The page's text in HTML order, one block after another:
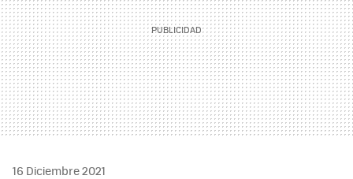
16 Diciembre 2021